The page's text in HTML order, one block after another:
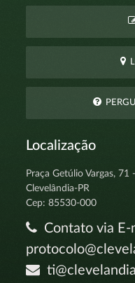
Localização
Praça Getúlio Vargas, 71
Clevelândia-PR
Cep: 85530-000
Contato via E-